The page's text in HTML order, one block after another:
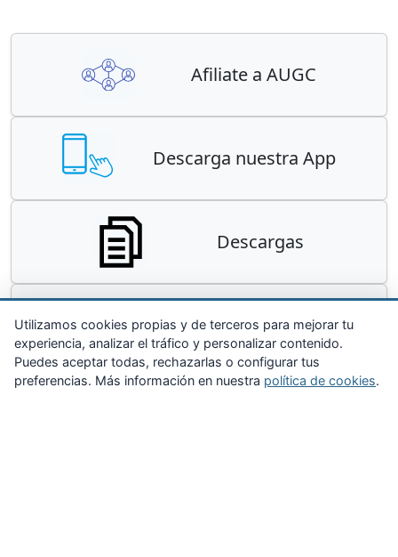
Afiliate a AUGC
Descarga nuestra App
Descargas
Contacta
Utilizamos cookies propias y de terceros para mejorar tu
experiencia, analizar el tráfico y personalizar contenido.
Puedes aceptar todas, rechazarlas o configurar tus
preferencias. Más información en nuestra política de cookies.